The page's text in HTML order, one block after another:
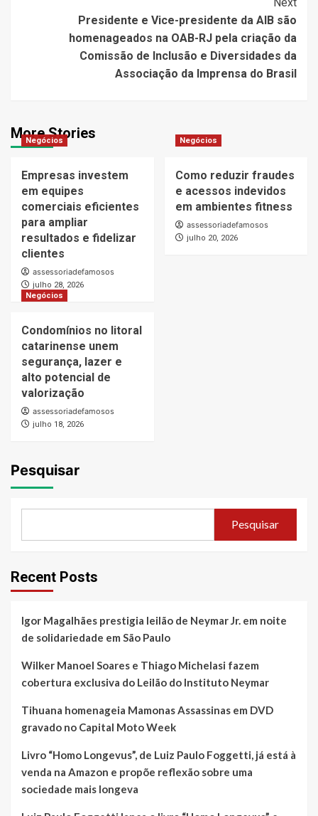
Presidente e Vice-presidente da AIB são
homenageados na OAB-RJ pela criação da
Comissão de Inclusão e Diversidades da
Associação da Imprensa do Brasil
More Stories
Negócios
Empresas investem
em equipes
comerciais eficientes
para ampliar
resultados e fidelizar
clientes
assessoriadefamosos
julho 28, 2026
Negócios
Como reduzir fraudes
e acessos indevidos
em ambientes fitness
assessoriadefamosos
julho 20, 2026
Negócios
Condomínios no litoral
catarinense unem
segurança, lazer e
alto potencial de
valorização
assessoriadefamosos
julho 18, 2026
Pesquisar
Pesquisar
Recent Posts
Igor Magalhães prestigia leilão de Neymar Jr. em noite
de solidariedade em São Paulo
Wilker Manoel Soares e Thiago Michelasi fazem
cobertura exclusiva do Leilão do Instituto Neymar
Tihuana homenageia Mamonas Assassinas em DVD
gravado no Capital Moto Week
Livro “Homo Longevus”, de Luiz Paulo Foggetti, já está à
venda na Amazon e propõe reflexão sobre uma
sociedade mais longeva